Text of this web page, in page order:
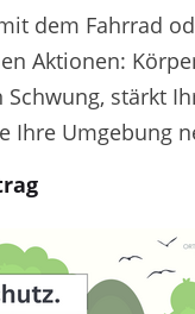
dem Fahrrad
Aktionen:
Schwung, stärkt
Ihre Umgebung